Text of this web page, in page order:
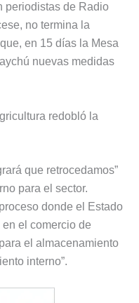
periodistas de Radio
no termina la
en 15 días la Mesa
nuevas medidas
redobló la
que retrocedamos”
para el sector.
donde el Estado
el comercio de
el almacenamiento
interno”.